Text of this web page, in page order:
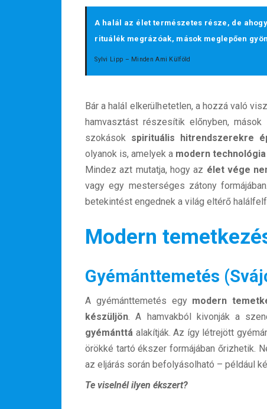
A halál az élet természetes része, de
rituálék megrázóak, mások meglepően
Sylvi Lipp – Minden Ami Külföld
Bár a halál elkerülhetetlen, a hozzá való
hamvasztást részesítik előnyben,
szokások spirituális hitrendszerekre
olyanok is, amelyek a modern technológia
Mindez azt mutatja, hogy az élet vége
vagy egy mesterséges zátony
betekintést engednek a világ eltérő
Modern
Gyémánttemetés
A gyémánttemetés egy modern
készüljön. A hamvakból kivonják a
gyémánttá alakítják. Az így létrejött
örökké tartó ékszer formájában őrizhetik.
az eljárás során befolyásolható – például
Te viselnél ilyen ékszert?